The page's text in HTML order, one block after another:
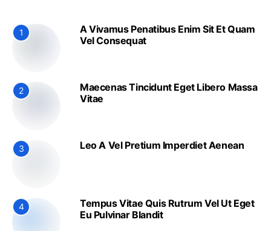
1
A Vivamus Penatibus Enim Sit Et Quam
Vel Consequat
2
Maecenas Tincidunt Eget Libero Massa
Vitae
3 Leo A Vel Pretium Imperdiet Aenean
4
Tempus Vitae Quis Rutrum Vel Ut Eget
Eu Pulvinar Blandit